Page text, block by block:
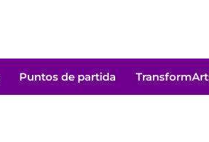
Puntos de partida